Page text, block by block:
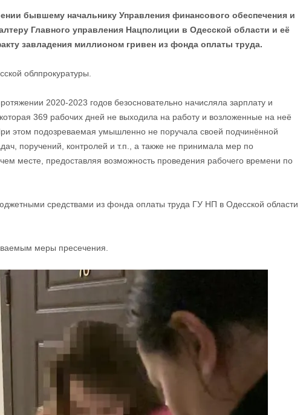
бывшему начальнику Управления финансового обеспечения и
Главного управления Нацполиции в Одесской области и её
завладения миллионом гривен из фонда оплаты труда.
облпрокуратуры.
2020-2023 годов безосновательно начисляла зарплату и
369 рабочих дней не выходила на работу и возложенные на неё
этом подозреваемая умышленно не поручала своей подчинённой
поручений, контролей и т.п., а также не принимала мер по
месте, предоставляя возможность проведения рабочего времени по
средствами из фонда оплаты труда ГУ НП в Одесской области
меры пресечения.